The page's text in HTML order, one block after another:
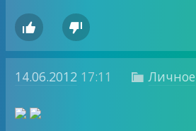
 
14.06.2012 17:11  Личное